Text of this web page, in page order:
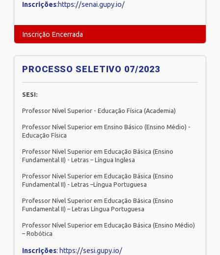
Inscrições:https://senai.gupy.io/
Inscrição Encerrada
PROCESSO SELETIVO 07/2023
SESI:
Professor Nível Superior - Educação Física (Academia)
Professor Nível Superior em Ensino Básico (Ensino Médio) -
Educação Física
Professor Nível Superior em Educação Básica (Ensino
Fundamental II) - Letras – Língua Inglesa
Professor Nível Superior em Educação Básica (Ensino
Fundamental II) - Letras –Língua Portuguesa
Professor Nível Superior em Educação Básica (Ensino
Fundamental II) – Letras Língua Portuguesa
Professor Nível Superior em Educação Básica (Ensino Médio)
– Robótica
Inscrições: https://sesi.gupy.io/